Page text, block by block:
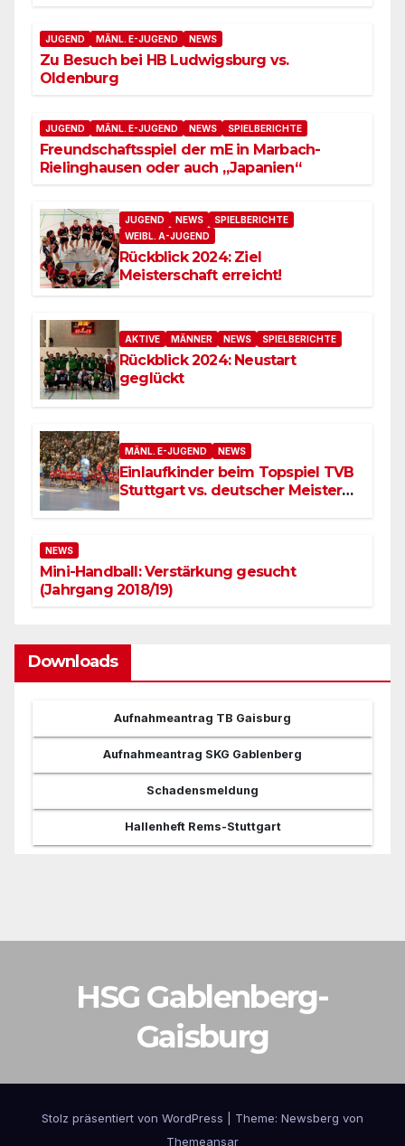
JUGEND MÄNL. E-JUGEND NEWS
Zu Besuch bei HB Ludwigsburg vs.
Oldenburg
JUGEND MÄNL. E-JUGEND NEWS SPIELBERICHTE
Freundschaftsspiel der mE in Marbach-
Rielinghausen oder auch „Japanien“
JUGEND NEWS
SPIELBERICHTE
WEIBL. A-JUGEND
Rückblick 2024: Ziel
Meisterschaft erreicht!
AKTIVE MÄNNER NEWS SPIELBERICHTE
Rückblick 2024: Neustart
geglückt
MÄNL. E-JUGEND NEWS
Einlaufkinder beim Topspiel TVB
Stuttgart vs. deutscher Meister
NEWS
Mini-Handball: Verstärkung gesucht
(Jahrgang 2018/19)
Downloads
Aufnahmeantrag TB Gaisburg
Aufnahmeantrag SKG Gablenberg
Schadensmeldung
Hallenheft Rems-Stuttgart
HSG Gablenberg-
Gaisburg
Stolz präsentiert von WordPress Theme: Newsberg von
Themeansar